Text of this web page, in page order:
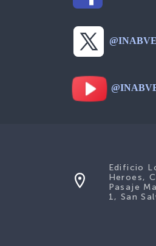
Edificio
Heroes,
Pasaje
1, San